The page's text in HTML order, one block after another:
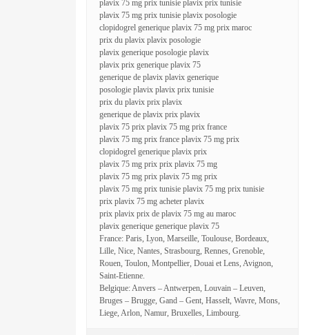
plavix 75 mg prix tunisie plavix prix tunisie
plavix 75 mg prix tunisie plavix posologie
clopidogrel generique plavix 75 mg prix maroc
prix du plavix plavix posologie
plavix generique posologie plavix
plavix prix generique plavix 75
generique de plavix plavix generique
posologie plavix plavix prix tunisie
prix du plavix prix plavix
generique de plavix prix plavix
plavix 75 prix plavix 75 mg prix france
plavix 75 mg prix france plavix 75 mg prix
clopidogrel generique plavix prix
plavix 75 mg prix prix plavix 75 mg
plavix 75 mg prix plavix 75 mg prix
plavix 75 mg prix tunisie plavix 75 mg prix tunisie
prix plavix 75 mg acheter plavix
prix plavix prix de plavix 75 mg au maroc
plavix generique generique plavix 75
France: Paris, Lyon, Marseille, Toulouse, Bordeaux,
Lille, Nice, Nantes, Strasbourg, Rennes, Grenoble,
Rouen, Toulon, Montpellier, Douai et Lens, Avignon,
Saint-Etienne.
Belgique: Anvers – Antwerpen, Louvain – Leuven,
Bruges – Brugge, Gand – Gent, Hasselt, Wavre, Mons,
Liege, Arlon, Namur, Bruxelles, Limbourg.